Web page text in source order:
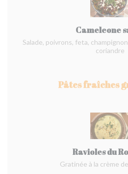
Cameleone
Salade, poivrons, feta,
coriandre
Pâtes fraîches
Ravioles du
Gratinée à la crème